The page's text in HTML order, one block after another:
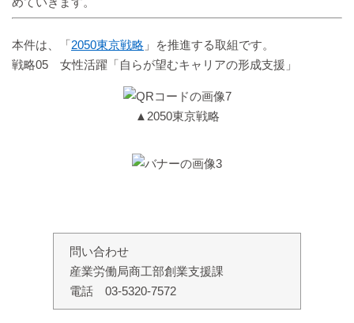
本件は、「2050東京戦略 」を推進する取組です。
戦略05 女性活躍「自らが望むキャリアの形成支援」
▲2050東京戦略
問い合わせ
産業労働局商工部創業支援課
電話 03-5320-7572